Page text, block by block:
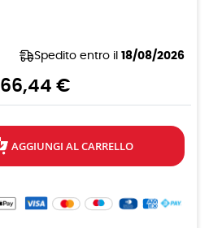
Spedito entro il 18/08/2026
66,44 €
AGGIUNGI AL CARRELLO